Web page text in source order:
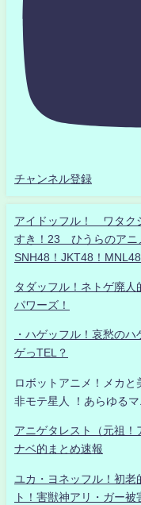
チャンネル登録
アイドッフル！ ワタク
すき！23 ひうらのアニ
SNH48！JKT48！
タダッフル！ネトゲ廃
パワーズ！
・ハゲッフル！哀愁の
ゲっTEL？
ロボットアニメ！メカと
非モテ星人 ！あらゆる
アニゲタレスト（元祖
ナベ的まとめ速報
ユカ・ヨネッフル！初
ト！害獣神アリ・ガー